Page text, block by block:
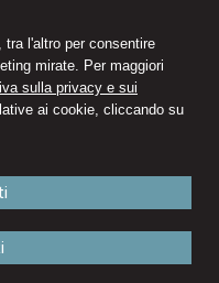
l'altro per consentire
mirate. Per maggiori
sulla privacy e sui
ai cookie, cliccando su